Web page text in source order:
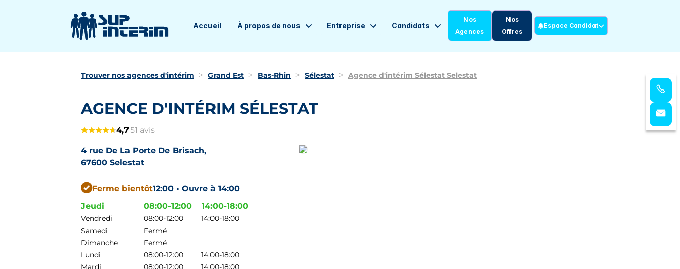
Accueil À propos de nous Entreprise Candidats
Nos
Agences
Nos
Offres
Espace Candidat
Trouver nos agences d'intérim Grand Est Bas-Rhin Sélestat Agence d'intérim Sélestat Selestat
AGENCE D'INTÉRIM SÉLESTAT
4,751 avis
4 rue De La Porte De Brisach,
67600 Selestat
Ferme bientôt12:00 • Ouvre à 14:00
Jeudi
08:00-12:00 14:00-18:00
Vendredi 08:00-12:00
14:00-18:00
Samedi
Fermé
Dimanche
Fermé
Lundi
08:00-12:00
14:00-18:00
Mardi
08:00-12:00
14:00-18:00